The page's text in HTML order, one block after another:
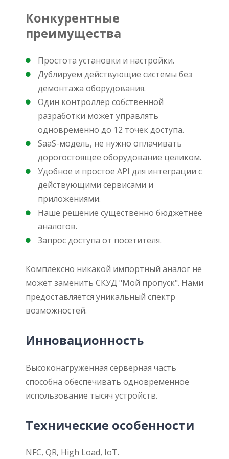
Конкурентные
преимущества
Простота установки и настройки.
Дублируем действующие системы без
демонтажа оборудования.
Один контроллер собственной
разработки может управлять
одновременно до 12 точек доступа.
SaaS-модель, не нужно оплачивать
дорогостоящее оборудование целиком.
Удобное и простое API для интеграции с
действующими сервисами и
приложениями.
Наше решение существенно бюджетнее
аналогов.
Запрос доступа от посетителя.
Комплексно никакой импортный аналог не
может заменить СКУД "Мой пропуск". Нами
предоставляется уникальный спектр
возможностей.
Инновационность
Высоконагруженная серверная часть
способна обеспечивать одновременное
использование тысяч устройств.
Технические особенности
NFC, QR, High Load, IoT.